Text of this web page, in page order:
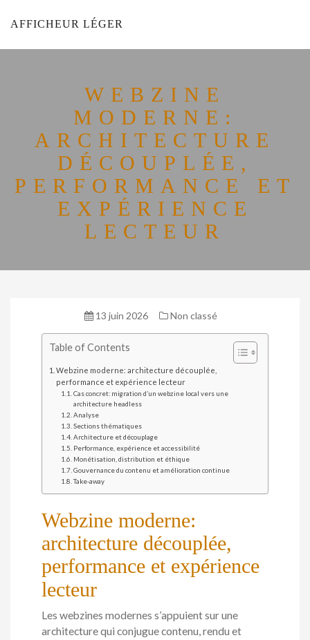
AFFICHEUR LÉGER
WEBZINE
MODERNE:
ARCHITECTURE
DÉCOUPLÉE,
PERFORMANCE ET
EXPÉRIENCE
LECTEUR
13 juin 2026 Non classé
Table of Contents
Webzine moderne: architecture découplée,
performance et expérience lecteur
Cas concret: migration d’un webzine local vers une
architecture headless
Analyse
Sections thématiques
Architecture et découplage
Performance, expérience et accessibilité
Monétisation, distribution et éthique
Gouvernance du contenu et amélioration continue
Take-away
Webzine moderne:
architecture découplée,
performance et expérience
lecteur
Les webzines modernes s’appuient sur une
architecture qui conjugue contenu, rendu et